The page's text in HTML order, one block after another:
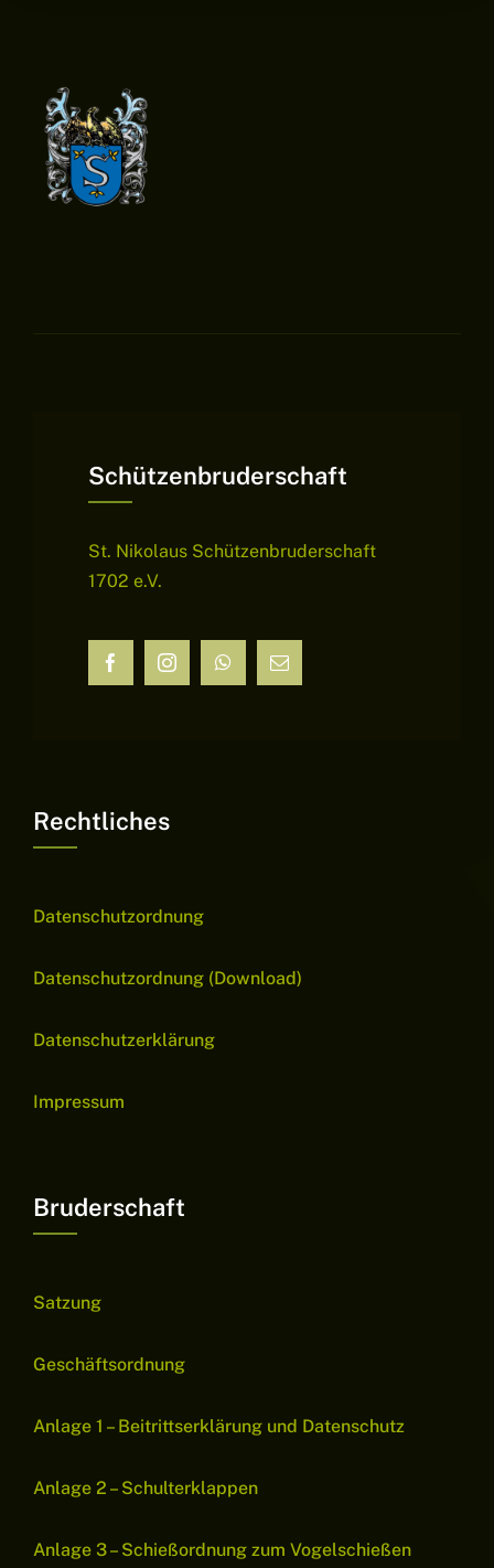
Schützenbruderschaft
St. Nikolaus Schützenbruderschaft
1702 e.V.
Rechtliches
Datenschutzordnung
Datenschutzordnung (Download)
Datenschutzerklärung
Impressum
Bruderschaft
Satzung
Geschäftsordnung
Anlage 1 – Beitrittserklärung und Datenschutz
Anlage 2 – Schulterklappen
Anlage 3 – Schießordnung zum Vogelschießen